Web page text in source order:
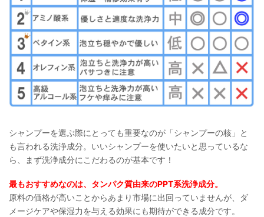
シャンプーを選ぶ際にとっても重要なのが「シャンプーの核」と
も言われる洗浄成分。いいシャンプーを使いたいと思っているな
ら、まず洗浄成分にこだわるのが基本です！
最もおすすめなのは、タンパク質由来のPPT系洗浄成分。
原料の価格が高いことからあまり市場に出回っていませんが、ダ
メージケアや保湿力を与える効果にも期待ができる成分です。